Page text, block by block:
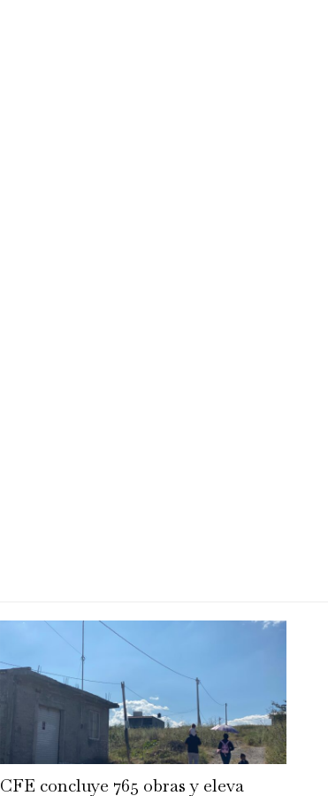
CFE concluye 765 obras y eleva